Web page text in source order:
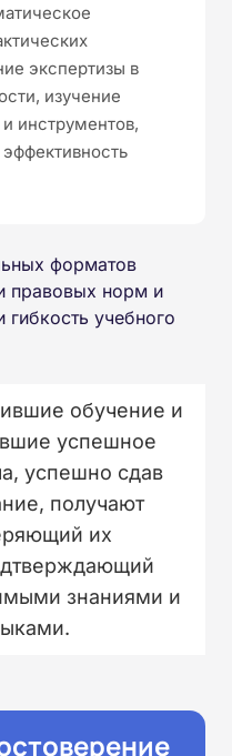
экспертизы в
изучение
инструментов,
форматов
правовых норм и
гибкость учебного
обучение и
успешное
успешно сдав
получают
их
знаниями и